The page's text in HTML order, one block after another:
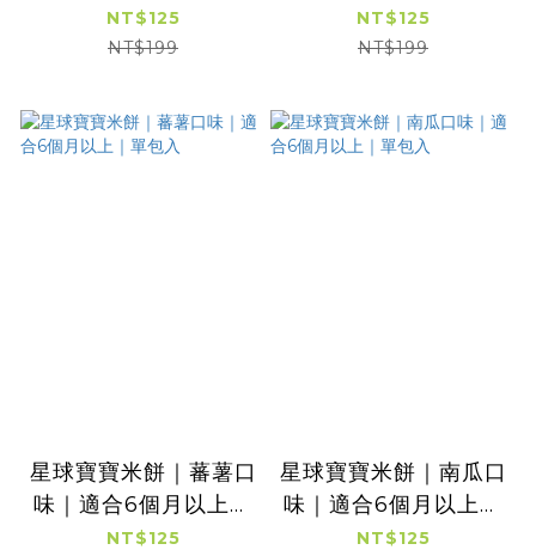
單包入
NT$125
NT$199
單包入
NT$125
NT$199
星球寶寶米餅｜蕃薯口
味｜適合6個月以上｜
單包入
NT$125
星球寶寶米餅｜南瓜口
味｜適合6個月以上｜
單包入
NT$125